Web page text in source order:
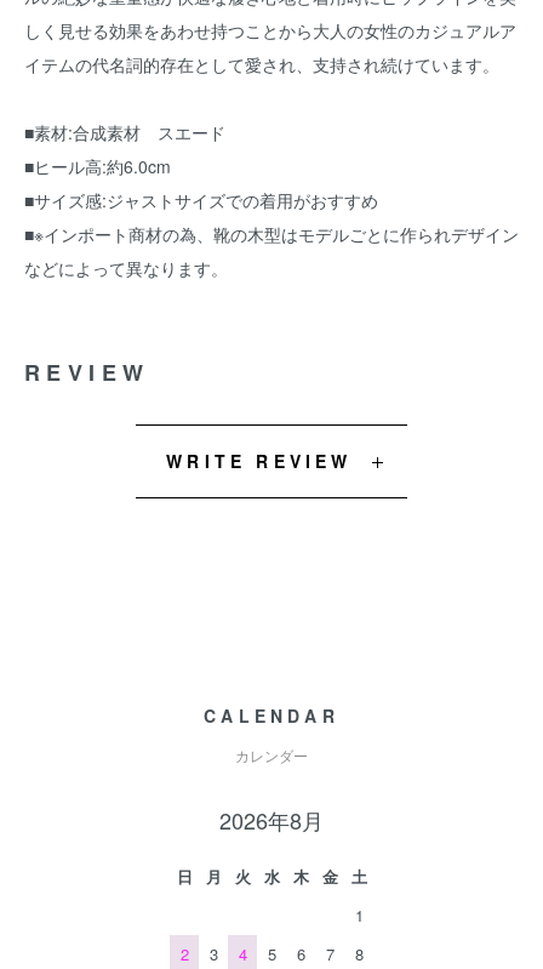
しく見せる効果をあわせ持つことから大人の女性のカジュアルア
イテムの代名詞的存在として愛され、支持され続けています。
■素材:合成素材 スエード
■ヒール高:約6.0cm
■サイズ感:ジャストサイズでの着用がおすすめ
■※インポート商材の為、靴の木型はモデルごとに作られデザイン
などによって異なります。
REVIEW
WRITE REVIEW
CALENDAR
カレンダー
2026年8月
日 月 火 水 木 金
土
1
2
3 4 5 6 7
8